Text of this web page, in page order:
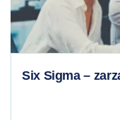
Six Sigma –